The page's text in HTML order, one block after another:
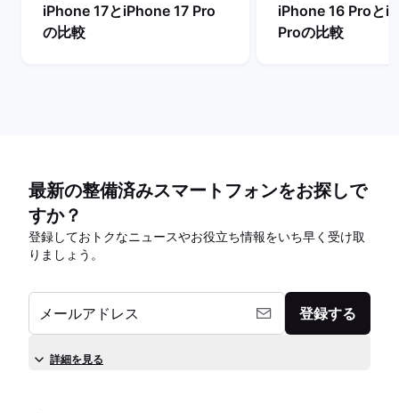
iPhone 17とiPhone 17 Pro
の比較
iPhone 16 Proと
Proの比較
最新の整備済みスマートフォンをお探しで
すか？
登録しておトクなニュースやお役立ち情報をいち早く受け取
りましょう。
メールアドレス 登録する
詳細を見る